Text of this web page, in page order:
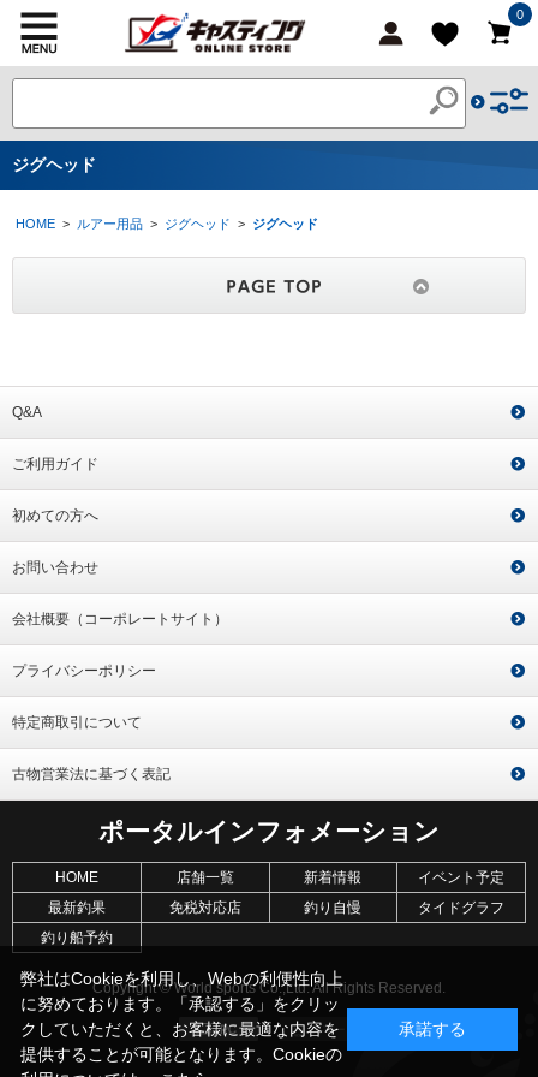
0
ジグヘッド
HOME > ルアー用品 > ジグヘッド > ジグヘッド
Q&A
ご利用ガイド
初めての方へ
お問い合わせ
会社概要（コーポレートサイト）
プライバシーポリシー
特定商取引について
古物営業法に基づく表記
ポータルインフォメーション
HOME 店舗一覧 新着情報
イベント予定
最新釣果
免税対応店 釣り自慢
タイドグラフ
釣り船予約
Copyright © World sports Co.,Ltd. All Rights Reserved.
弊社はCookieを利用し、Webの利便性向上
に努めております。「承認する」をクリッ
クしていただくと、お客様に最適な内容を
提供することが可能となります。Cookieの
承諾する